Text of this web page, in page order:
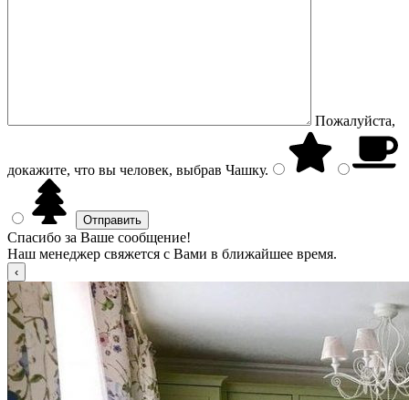
Пожалуйста,
докажите, что вы человек, выбрав Чашку.
Спасибо за Ваше сообщение!
Наш менеджер свяжется с Вами в ближайшее время.